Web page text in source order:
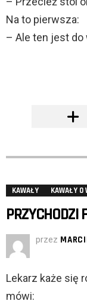
Na to pierwsza:
– Ale ten jest do
KAWAŁY KAWAŁY O
PRZYCHODZI
przez
Lekarz każe się
mówi: